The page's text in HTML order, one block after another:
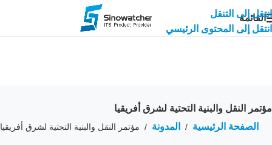
انتقل إلى التنقل
انتقل إلى المحتوى الرئيسي
القائمة
مؤتمر النقل والبنية التحتية لشرق أفريقيا
الصفحة الرئيسية / المدونة / مؤتمر النقل والبنية التحتية لشرق أفريقيا